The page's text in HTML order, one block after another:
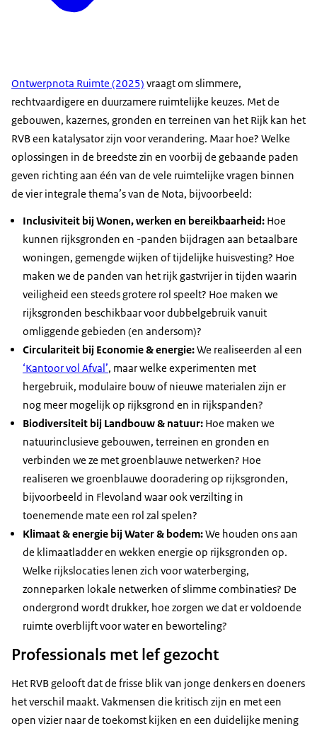
Ontwerpnota Ruimte (2025) vraagt om slimmere,
rechtvaardigere en duurzamere ruimtelijke keuzes. Met de
gebouwen, kazernes, gronden en terreinen van het Rijk kan het
RVB een katalysator zijn voor verandering. Maar hoe? Welke
oplossingen in de breedste zin en voorbij de gebaande paden
geven richting aan één van de vele ruimtelijke vragen binnen
de vier integrale thema’s van de Nota, bijvoorbeeld:
Inclusiviteit bij Wonen, werken en bereikbaarheid: Hoe
kunnen rijksgronden en -panden bijdragen aan betaalbare
woningen, gemengde wijken of tijdelijke huisvesting? Hoe
maken we de panden van het rijk gastvrijer in tijden waarin
veiligheid een steeds grotere rol speelt? Hoe maken we
rijksgronden beschikbaar voor dubbelgebruik vanuit
omliggende gebieden (en andersom)?
Circulariteit bij Economie & energie:We realiseerden al een
‘Kantoor vol Afval’, maar welke experimenten met
hergebruik, modulaire bouw of nieuwe materialen zijn er
nog meer mogelijk op rijksgrond en in rijkspanden?
Biodiversiteit bij Landbouw & natuur: Hoe maken we
natuurinclusieve gebouwen, terreinen en gronden en
verbinden we ze met groenblauwe netwerken? Hoe
realiseren we groenblauwe dooradering op rijksgronden,
bijvoorbeeld in Flevoland waar ook verzilting in
toenemende mate een rol zal spelen?
Klimaat & energie bij Water & bodem:We houden ons aan
de klimaatladder en wekken energie op rijksgronden op.
Welke rijkslocaties lenen zich voor waterberging,
zonneparken lokale netwerken of slimme combinaties? De
ondergrond wordt drukker, hoe zorgen we dat er voldoende
ruimte overblijft voor water en beworteling?
Professionals met lef gezocht
Het RVB gelooft dat de frisse blik van jonge denkers en doeners
het verschil maakt. Vakmensen die kritisch zijn en met een
open vizier naar de toekomst kijken en een duidelijke mening